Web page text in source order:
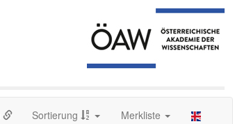
Sortierung Merkliste